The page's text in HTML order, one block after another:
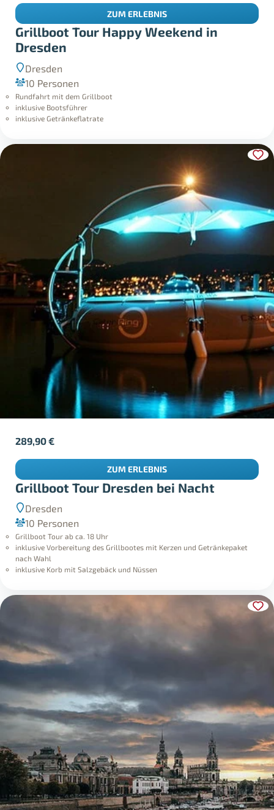
Grillboot Tour Happy Weekend in
Dresden
Dresden
10 Personen
Rundfahrt mit dem Grillboot
inklusive Bootsführer
inklusive Getränkeflatrate
ZUM ERLEBNIS
Grillboot Tour Dresden bei Nacht
Dresden
10 Personen
Grillboot Tour ab ca. 18 Uhr
inklusive Vorbereitung des Grillbootes mit Kerzen und Getränkepaket
nach Wahl
inklusive Korb mit Salzgebäck und Nüssen
289,90€
ZUM ERLEBNIS